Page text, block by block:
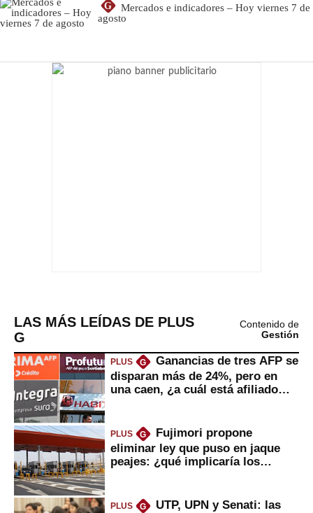
G
Mercados e indicadores – Hoy viernes 7 de
agosto
LAS MÁS LEÍDAS DE PLUS
G
Contenido de
Gestión
PLUS G
Ganancias de tres AFP se
disparan más de 24%, pero en
una caen, ¿a cuál está afiliado
PLUS G
Fujimori propone
eliminar ley que puso en jaque
peajes: ¿qué implicaría los
PLUS G
UTP, UPN y Senati: las